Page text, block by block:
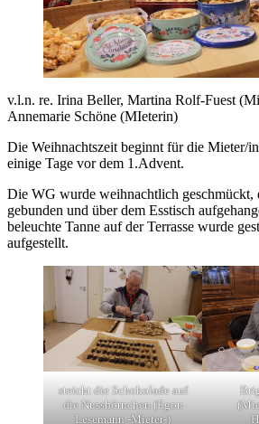
v.l.n. re. Irina Beller, Martina Rolf-Fuest
Annemarie Schöne (MIeterin)
Die Weihnachtszeit beginnt für die Mieter/
einige Tage vor dem 1.Advent.
Die WG wurde weihnachtlich geschmückt,
gebunden und über dem Esstisch
beleuchte Tanne auf der Terrasse wurde
aufgestellt.
steicht die Schokolade auf
die Nusshörnchen (Egon
Lesemann -Mieter-)